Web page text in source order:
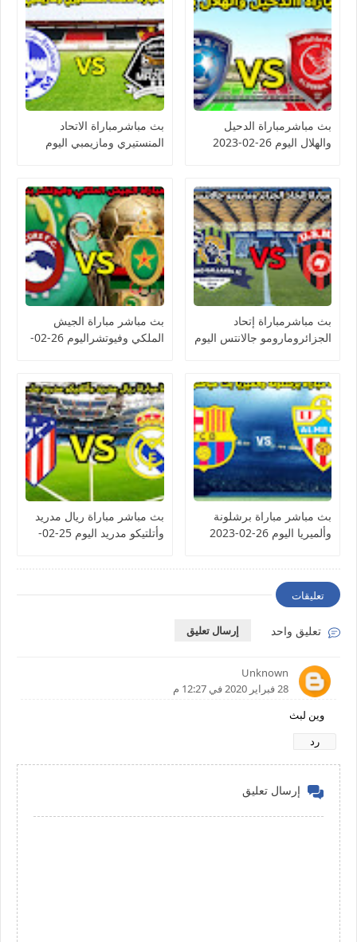
بث مباشرمباراة الدحيل
والهلال اليوم 26-02-2023
بث مباشرمباراة الاتحاد
المنستيري ومازيمبي اليوم
بث مباشرمباراة إتحاد
الجزائرومارومو جالانتس اليوم
بث مباشر مباراة الجيش
الملكي وفيوتشراليوم 26-02-
بث مباشر مباراة برشلونة
وألميريا اليوم 26-02-2023
بث مباشر مباراة ريال مدريد
وأتلتيكو مدريد اليوم 25-02-
تعليقات
تعليق واحد إرسال تعليق
Unknown
28 فبراير 2020 في 12:27 م
وين لبث
رد
إرسال تعليق